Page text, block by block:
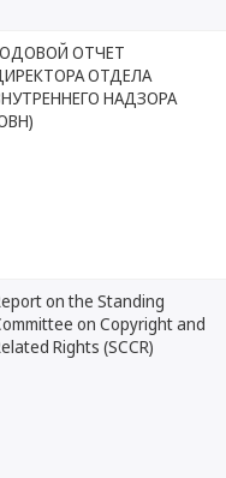
ОТЧЕТ
ОТДЕЛА
НАДЗОРА
on the Standing
on Copyright and
Rights (SCCR)